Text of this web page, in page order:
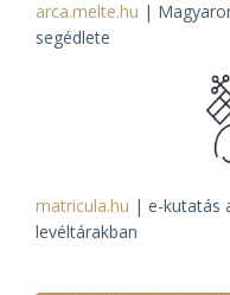
arca.melte.hu |
segédlete
matricula.hu | e-kutatás
levéltárakban